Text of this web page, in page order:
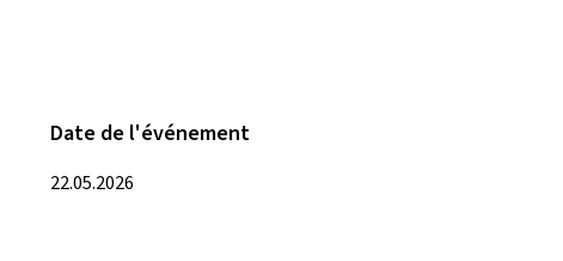
Date de l'événement
22.05.2026